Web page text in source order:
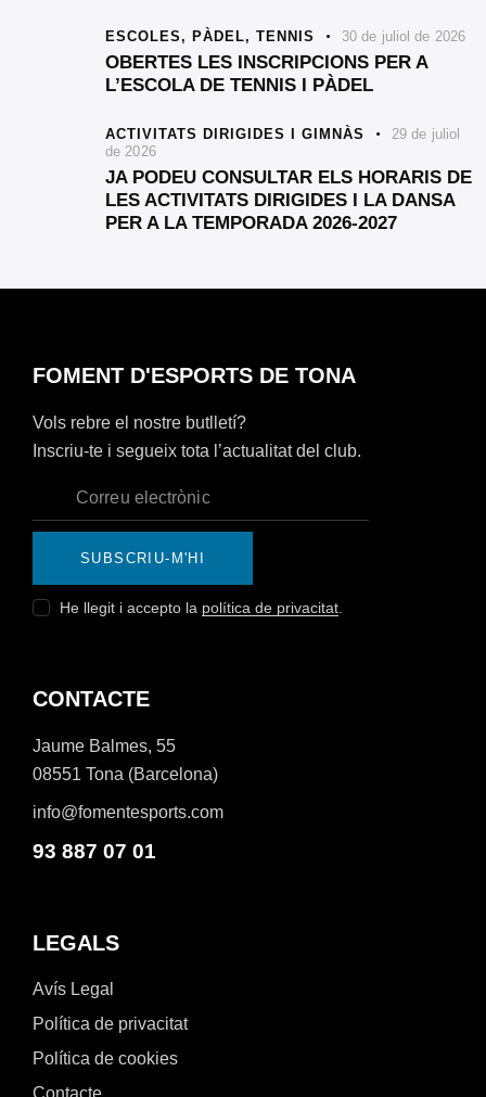
ESCOLES, PÀDEL, TENNIS 30 de juliol de 2026
OBERTES LES INSCRIPCIONS PER A
L’ESCOLA DE TENNIS I PÀDEL
ACTIVITATS DIRIGIDES I GIMNÀS
29 de juliol
de 2026
JA PODEU CONSULTAR ELS HORARIS DE
LES ACTIVITATS DIRIGIDES I LA DANSA
PER A LA TEMPORADA 2026-2027
FOMENT D'ESPORTS DE TONA
Vols rebre el nostre butlletí?
Inscriu-te i segueix tota l’actualitat del club.
SUBSCRIU-M'HI
He llegit i accepto la política de privacitat
CONTACTE
Jaume Balmes, 55
08551 Tona (Barcelona)
info@fomentesports.com
93 887 07 01
LEGALS
Avís Legal
Política de privacitat
Política de cookies